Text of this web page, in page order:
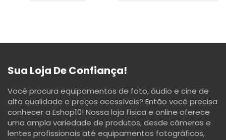
Sua Loja De Confiança!
Você procura equipamentos de foto, áudio e cine de
alta qualidade e preços acessíveis? Então você precisa
conhecer a Eshop10! Nossa loja física e online oferece
uma ampla variedade de produtos, desde câmeras e
lentes profissionais até equipamentos fotográficos,